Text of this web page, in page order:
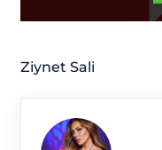
Ziynet Sali